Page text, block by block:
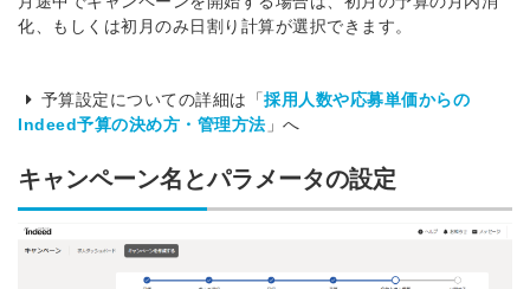
化、もしくは初月のみ日割り計算が選択できます。
予算設定についての詳細は「採用人数や応募単価からの
Indeed予算の決め方・管理方法 」へ
キャンペーン名とパラメータの設定